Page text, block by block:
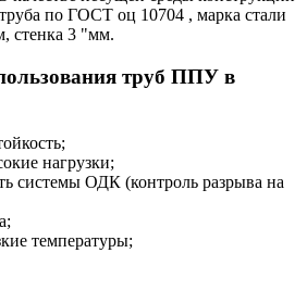
труба по ГОСТ оц 10704 , марка стали
стенка 3 "мм.
труб ППУ в
нагрузки;
системы ОДК (контроль разрыва на
температуры;